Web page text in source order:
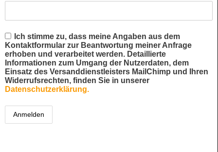
Ich stimme zu, dass meine Angaben aus dem
Kontaktformular zur Beantwortung meiner Anfrage
erhoben und verarbeitet werden. Detaillierte
Informationen zum Umgang der Nutzerdaten, dem
Einsatz des Versanddienstleisters MailChimp und Ihren
Widerrufsrechten, finden Sie in unserer
Datenschutzerklärung.